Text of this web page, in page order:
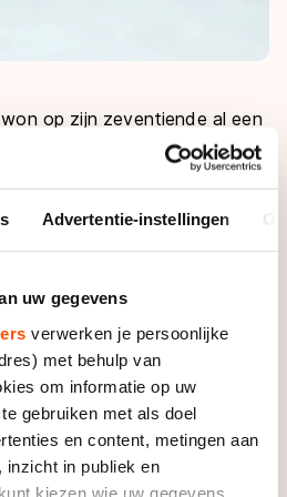
Advertentie-instellingen
uw gegevens
verwerken je persoonlijke
met behulp van
om informatie op uw
gebruiken met als doel
en content, metingen aan
inzicht in publiek en
kiezen wie uw gegevens
op zijn zeventiende al een
skaten en herhaalde dat
multitalent maakte de
te kunnen maken. In
op de tien kilometer, wat
dagen voor de start van de
dat starten uitgesloten
van geweest", zegt hij terwijl
10.000 meter puntenkoers
beginnen in